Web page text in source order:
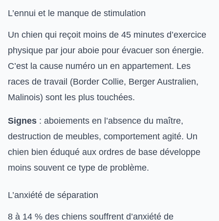
L’ennui et le manque de stimulation
Un chien qui reçoit moins de 45 minutes d’exercice
physique par jour aboie pour évacuer son énergie.
C’est la cause numéro un en appartement. Les
races de travail (Border Collie, Berger Australien,
Malinois) sont les plus touchées.
Signes : aboiements en l’absence du maître,
destruction de meubles, comportement agité. Un
chien bien éduqué aux ordres de base développe
moins souvent ce type de problème.
L’anxiété de séparation
8 à 14 % des chiens souffrent d’anxiété de